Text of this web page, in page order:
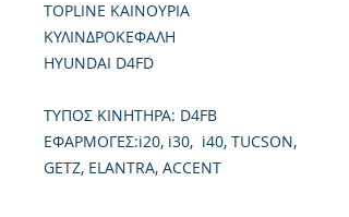
TOPLINE ΚΑΙΝΟΥΡΙΑ
ΚΥΛΙΝΔΡΟΚΕΦΑΛΗ
HYUNDAI D4FD
TΥΠΟΣ ΚΙΝΗΤΗΡΑ: D4FB
ΕΦΑΡΜΟΓΕΣ:i20, i30, i40, TUCSON,
GETZ, ELANTRA, ACCENT